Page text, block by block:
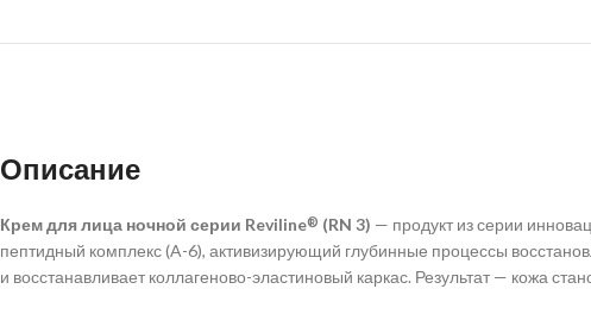
Описание
Крем для лица ночной серии Reviline® (RN 3) — продукт из серии
пептидный комплекс (A-6), активизирующий глубинные процессы
и восстанавливает коллагеново-эластиновый каркас. Результат — кожа